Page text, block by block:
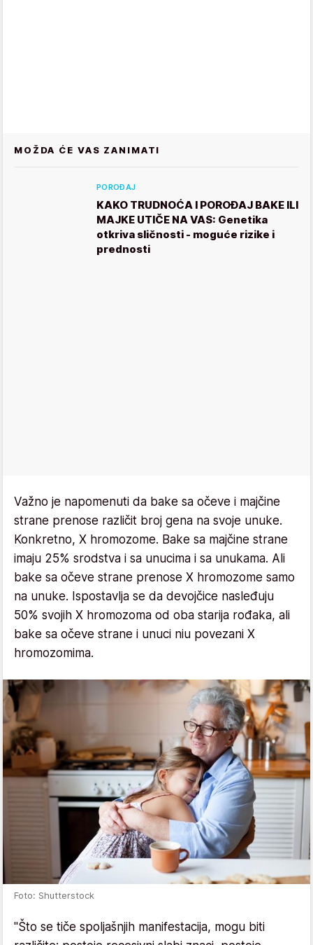
MOŽDA ĆE VAS ZANIMATI
POROĐAJ
KAKO TRUDNOĆA I POROĐAJ BAKE ILI
MAJKE UTIČE NA VAS: Genetika
otkriva sličnosti - moguće rizike i
prednosti
Važno je napomenuti da bake sa očeve i majčine
strane prenose različit broj gena na svoje unuke.
Konkretno, X hromozome. Bake sa majčine strane
imaju 25% srodstva i sa unucima i sa unukama. Ali
bake sa očeve strane prenose X hromozome samo
na unuke. Ispostavlja se da devojčice nasleđuju
50% svojih X hromozoma od oba starija rođaka, ali
bake sa očeve strane i unuci niu povezani X
hromozomima.
Foto: Shutterstock
"Što se tiče spoljašnjih manifestacija, mogu biti